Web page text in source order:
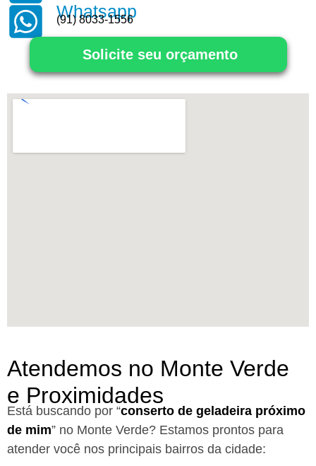
Whatsapp
(91) 8033-1556
Solicite seu orçamento
Atendemos no Monte Verde
e Proximidades
Está buscando por “conserto de geladeira próximo
de mim” no Monte Verde? Estamos prontos para
atender você nos principais bairros da cidade: